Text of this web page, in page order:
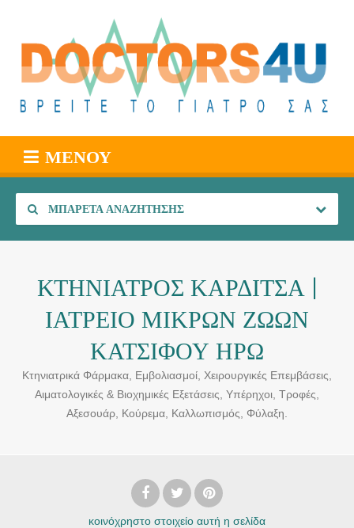
ΜΕΝΟΎ
ΜΠΑΡΈΤΑ ΑΝΑΖΉΤΗΣΗΣ
ΚΤΗΝΙΑΤΡΟΣ ΚΑΡΔΙΤΣΑ |
ΙΑΤΡΕΙΟ ΜΙΚΡΩΝ ΖΩΩΝ
ΚΑΤΣΙΦΟΥ ΗΡΩ
Κτηνιατρικά Φάρμακα, Εμβολιασμοί, Χειρουργικές Επεμβάσεις,
Αιματολογικές & Βιοχημικές Εξετάσεις, Υπέρηχοι, Τροφές,
Αξεσουάρ, Κούρεμα, Καλλωπισμός, Φύλαξη.
κοινόχρηστο στοιχείο αυτή η σελίδα